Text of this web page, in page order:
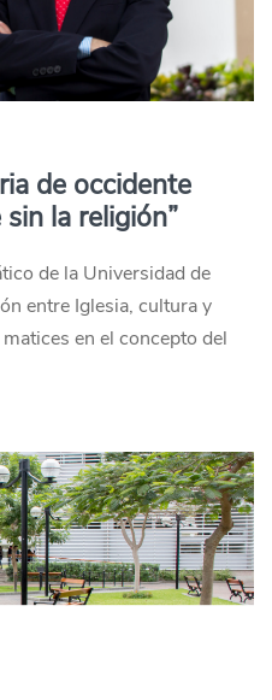
de occidente
la religión”
de la Universidad de
entre Iglesia, cultura y
en el concepto del